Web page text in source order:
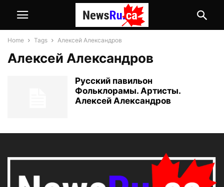
Home Tags Алексей Александров
Алексей Александров
Русский павильон
Фольклорамы. Артисты.
Алексей Александров